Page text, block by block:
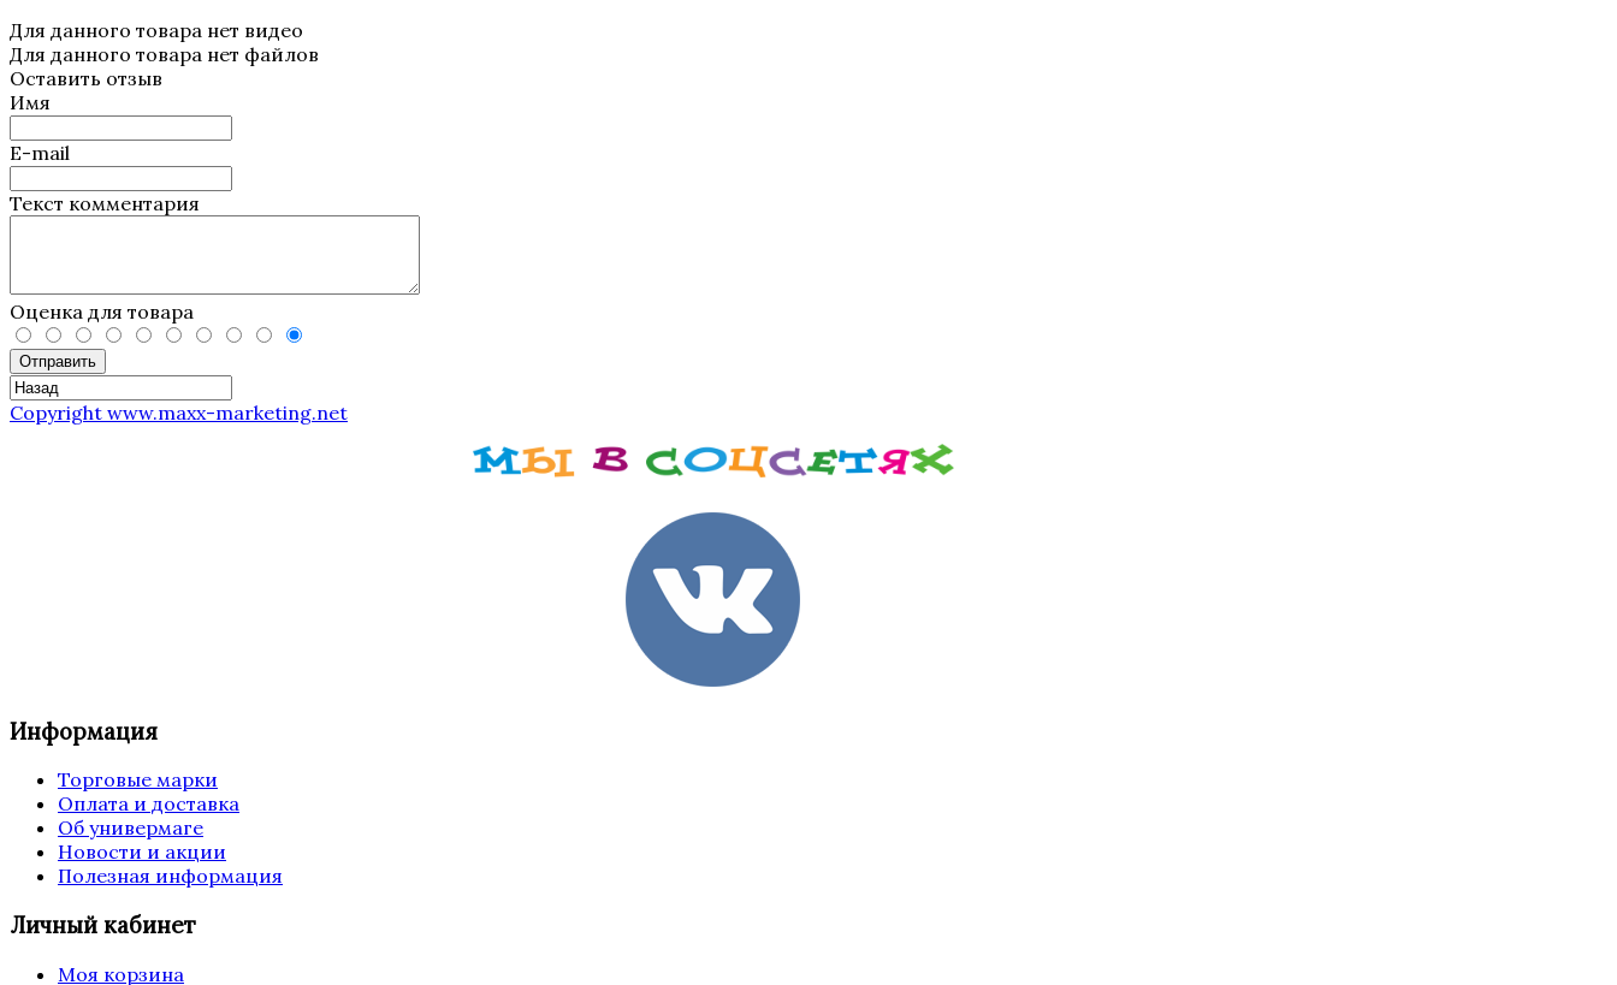
Для данного товара нет видео
Для данного товара нет файлов
Оставить отзыв
Имя
E-mail
Текст комментария
Оценка для товара
Отправить
Copyright www.maxx-marketing.net
Информация
Торговые марки
Оплата и доставка
Об универмаге
Новости и акции
Полезная информация
Личный кабинет
Моя корзина